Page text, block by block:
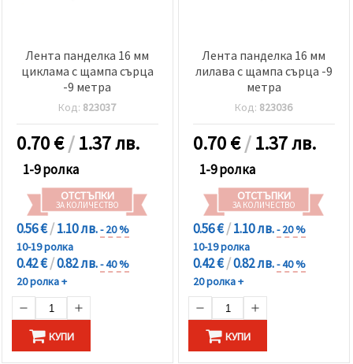
Лента панделка 16 мм
циклама с щампа сърца
-9 метра
Код: 823037
0.70€/1.37 лв.
1-9 ролка
ОТСТЪПКИ
ЗА КОЛИЧЕСТВО
0.56 €/1.10 лв.- 20 %
10-19 ролка
0.42 €/0.82 лв.- 40 %
20 ролка +
КУПИ
Лента панделка 16 мм
лилава с щампа сърца -9
метра
Код: 823036
0.70€/1.37 лв.
1-9 ролка
ОТСТЪПКИ
ЗА КОЛИЧЕСТВО
0.56 €/1.10 лв.- 20 %
10-19 ролка
0.42 €/0.82 лв.- 40 %
20 ролка +
КУПИ